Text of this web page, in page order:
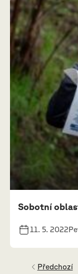
Sobotní
11. 5. 2022
Předchozí